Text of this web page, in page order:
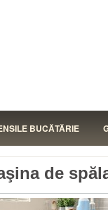
BUCĂTĂRIE
de